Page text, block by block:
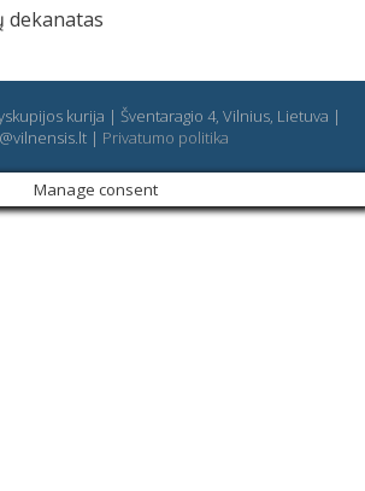
dekanatas
kurija | Šventaragio 4, Vilnius, Lietuva |
| Privatumo politika
Manage consent